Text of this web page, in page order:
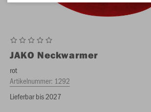
JAKO Neckwarmer
rot
Artikelnummer: 1292
Lieferbar bis 2027